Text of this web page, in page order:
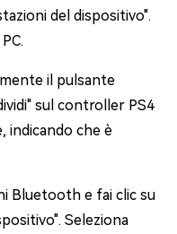
del dispositivo".
il pulsante
sul controller PS4
indicando che è
Bluetooth e fai clic su
Seleziona